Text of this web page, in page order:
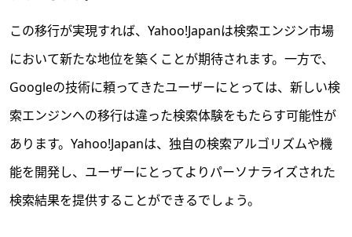
この移行が実現すれば、Yahoo!Japanは検索エンジン市場
において新たな地位を築くことが期待されます。一方で、
Googleの技術に頼ってきたユーザーにとっては、新しい検
索エンジンへの移行は違った検索体験をもたらす可能性が
あります。Yahoo!Japanは、独自の検索アルゴリズムや機
能を開発し、ユーザーにとってよりパーソナライズされた
検索結果を提供することができるでしょう。